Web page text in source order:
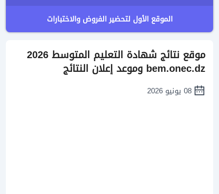
الموقع الأول لتحضير الفروض والاختبارات
موقع نتائج شهادة التعليم المتوسط 2026
bem.onec.dz وموعد إعلان النتائج
08 يونيو 2026